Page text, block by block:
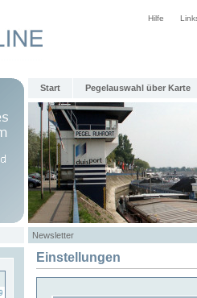
Hilfe
Start Pegelauswahl über Karte
Newsletter
Einstellungen